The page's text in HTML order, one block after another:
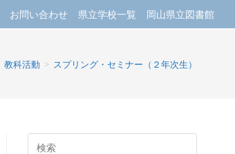
お問い合わせ 県立学校一覧 岡山県立図書館
教科活動 > スプリング・セミナー（２年次生）